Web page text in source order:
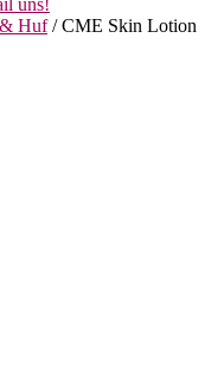
Huf/ CME Skin Lotion